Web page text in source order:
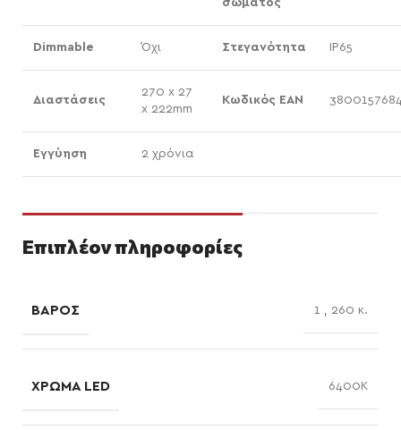
σώματος
Dimmable Όχι Στεγανότητα IP65
Διαστάσεις
270 x 27
x 222mm
Κωδικός EAN
Εγγύηση 2 χρόνια
Επιπλέον πληροφορίες
ΒΆΡΟΣ 1 , 260 κ.
ΧΡΏΜΑ LED 6400K